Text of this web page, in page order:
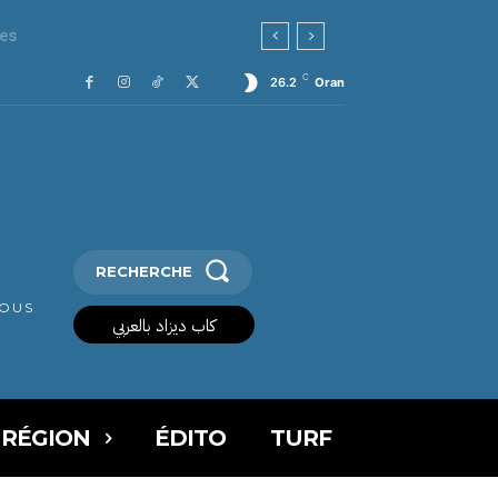
26.2 C Oran
RECHERCHE
كاب ديزاد بالعربي
ÉDITO TURF